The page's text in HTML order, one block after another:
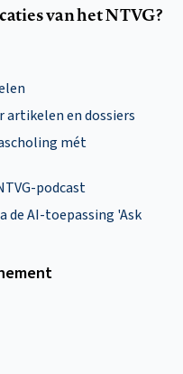
van het NTVG?
artikelen en dossiers
mét
podcast
de AI-toepassing 'Ask